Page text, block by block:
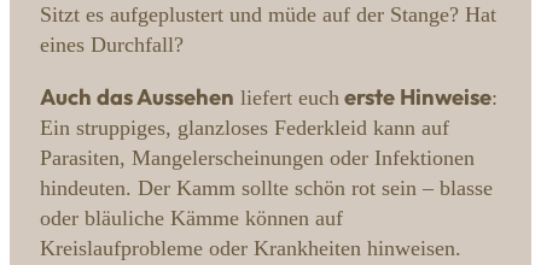
Sitzt es aufgeplustert und müde auf der Stange? Hat
eines Durchfall?
Auch das Aussehen liefert euch erste Hinweise:
Ein struppiges, glanzloses Federkleid kann auf
Parasiten, Mangelerscheinungen oder Infektionen
hindeuten. Der Kamm sollte schön rot sein – blasse
oder bläuliche Kämme können auf
Kreislaufprobleme oder Krankheiten hinweisen.